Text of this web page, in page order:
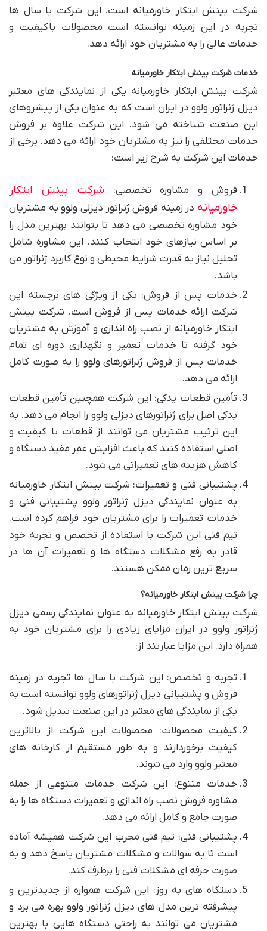
شرکت بینش ابتکار خاورمیانه است. این شرکت با سال ها
تجربه در این زمینه توانسته است محصولات باکیفیت و
خدمات عالی را به مشتریان خود ارائه دهد.
خدمات شرکت بینش ابتکار خاورمیانه
شرکت بینش ابتکار خاورمیانه یکی از نمایندگی های معتبر
دیزل ژنراتور ولوو در ایران است که به عنوان یکی از پیشروهای
این صنعت شناخته می شود. این شرکت علاوه بر فروش
خدمات مختلفی را نیز به مشتریان خود ارائه می دهد. برخی از
خدمات این شرکت به شرح زیر است:
فروش و مشاوره تخصصی: شرکت بینش ابتکار
خاورمیانه در زمینه فروش ژنراتور دیزلی ولوو به مشتریان
خود مشاوره تخصصی می دهد تا بتوانند بهترین مدل را
بر اساس نیازهای خود انتخاب کنند. این مشاوره شامل
تحلیل نیاز به قدرت شرایط محیطی و نوع کاربرد ژنراتور می
باشد.
خدمات پس از فروش: یکی از ویژگی های برجسته این
شرکت ارائه خدمات پس از فروش است. شرکت بینش
ابتکار خاورمیانه از نصب راه اندازی و آموزش به مشتریان
خود گرفته تا خدمات تعمیر و نگهداری دوره ای تمام
خدمات پس از فروش ژنراتورهای ولوو را به صورت کامل
ارائه می دهد.
تأمین قطعات یدکی: این شرکت همچنین تأمین قطعات
یدکی اصل برای ژنراتورهای دیزلی ولوو را انجام می دهد. به
این ترتیب مشتریان می توانند از قطعات با کیفیت و
اصلی استفاده کنند که باعث افزایش عمر مفید دستگاه و
کاهش هزینه های تعمیراتی می شود.
پشتیبانی فنی و تعمیرات: شرکت بینش ابتکار خاورمیانه
به عنوان نمایندگی دیزل ژنراتور ولوو پشتیبانی فنی و
خدمات تعمیرات را برای مشتریان خود فراهم کرده است.
تیم فنی این شرکت با استفاده از تخصص و تجربه خود
قادر به رفع مشکلات دستگاه ها و تعمیرات آن ها در
سریع ترین زمان ممکن هستند.
چرا شرکت بینش ابتکار خاورمیانه؟
شرکت بینش ابتکار خاورمیانه به عنوان نمایندگی رسمی دیزل
ژنراتور ولوو در ایران مزایای زیادی را برای مشتریان خود به
همراه دارد. این مزایا عبارتند از:
تجربه و تخصص: این شرکت با سال ها تجربه در زمینه
فروش و پشتیبانی دیزل ژنراتورهای ولوو توانسته است به
یکی از نمایندگی های معتبر در این صنعت تبدیل شود.
کیفیت محصولات: محصولات این شرکت از بالاترین
کیفیت برخوردارند و به طور مستقیم از کارخانه های
معتبر ولوو وارد می شوند.
خدمات متنوع: این شرکت خدمات متنوعی از جمله
مشاوره فروش نصب راه اندازی و تعمیرات دستگاه ها را به
صورت جامع و کامل ارائه می دهد.
پشتیبانی فنی: تیم فنی مجرب این شرکت همیشه آماده
است تا به سوالات و مشکلات مشتریان پاسخ دهد و به
صورت حرفه ای مشکلات فنی را برطرف کند.
دستگاه های به روز: این شرکت همواره از جدیدترین و
پیشرفته ترین مدل های دیزل ژنراتور ولوو بهره می برد و
مشتریان می توانند به راحتی دستگاه هایی با بهترین